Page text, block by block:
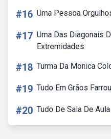
#16 Uma Pessoa
#17 Uma Das Diagonais
Extremidades
#18 Turma Da Monica
#19 Tudo Em Grãos
#20 Tudo De Sala De